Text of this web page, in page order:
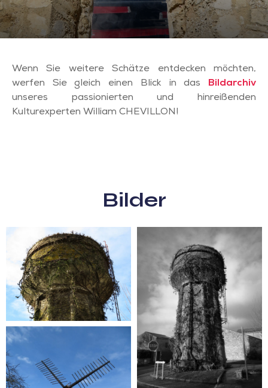
Wenn Sie weitere Schätze entdecken möchten,
werfen Sie gleich einen Blick in das Bildarchiv
unseres passionierten und hinreißenden
Kulturexperten William CHEVILLON!
Bilder